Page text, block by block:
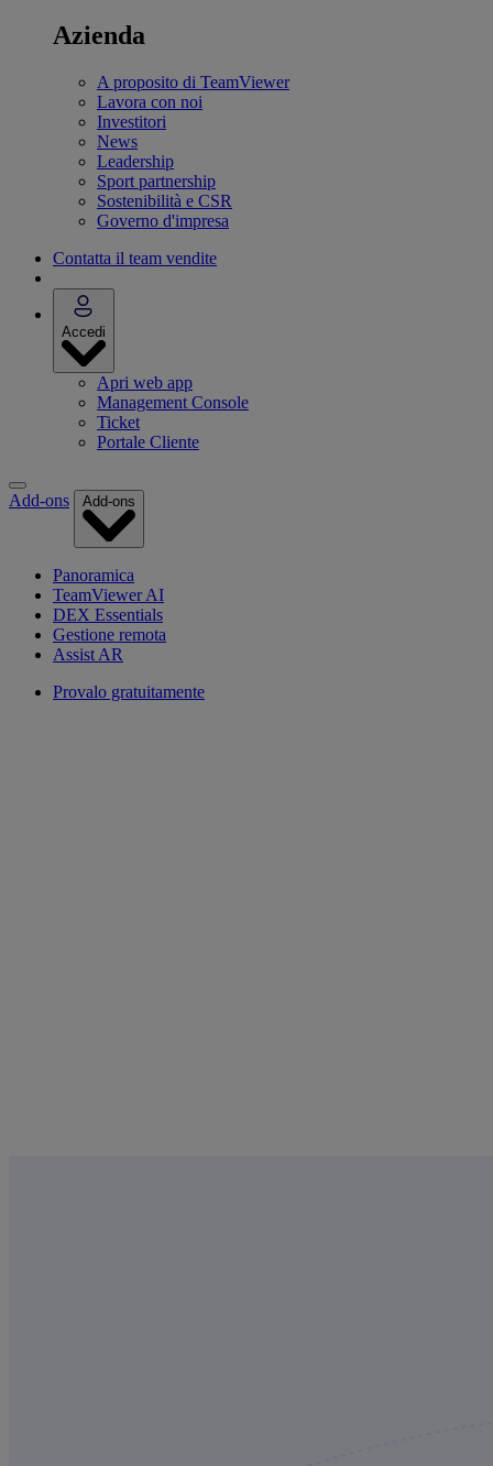
Azienda
A proposito di TeamViewer
Lavora con noi
Investitori
News
Leadership
Sport partnership
Sostenibilità e CSR
Governo d'impresa
Contatta il team vendite
Accedi
Apri web app
Management Console
Ticket
Portale Cliente
Add-ons Add-ons
Panoramica
TeamViewer AI
DEX Essentials
Gestione remota
Assist AR
Provalo gratuitamente